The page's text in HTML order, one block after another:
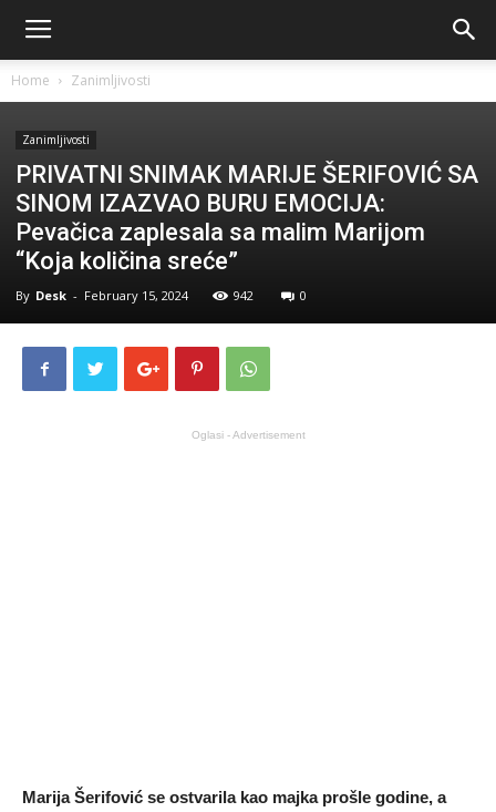
Home Zanimljivosti
Zanimljivosti
PRIVATNI SNIMAK MARIJE ŠERIFOVIĆ SA
SINOM IZAZVAO BURU EMOCIJA:
Pevačica zaplesala sa malim Marijom
“Koja količina sreće”
By Desk - February 15, 2024 942 0
Oglasi - Advertisement
Marija Šerifović se ostvarila kao majka prošle godine, a